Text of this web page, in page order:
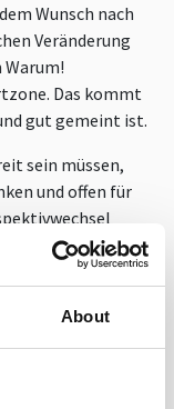
About
Wunsch nach
Veränderung
Das kommt
gut gemeint ist.
sein müssen,
und offen für
Denkmuster
zu entwickeln
mit Ihnen
Sie über